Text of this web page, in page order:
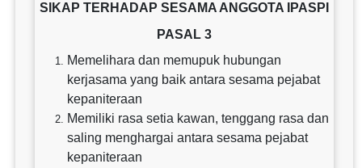
SIKAP TERHADAP SESAMA ANGGOTA IPASPI
PASAL 3
Memelihara dan memupuk hubungan
kerjasama yang baik antara sesama pejabat
kepaniteraan
Memiliki rasa setia kawan, tenggang rasa dan
saling menghargai antara sesama pejabat
kepaniteraan